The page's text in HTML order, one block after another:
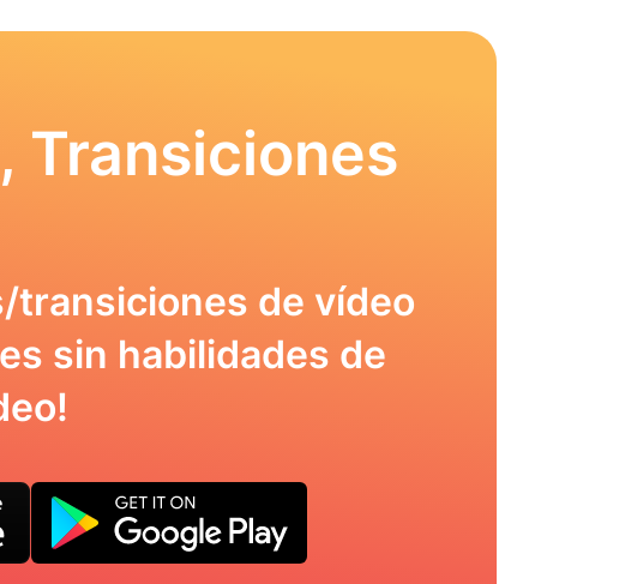
Transiciones
transiciones de vídeo
sin habilidades de